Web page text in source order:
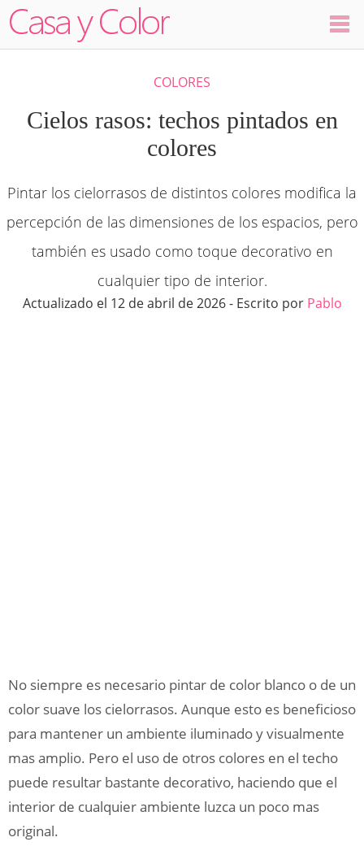
Decoración
Ambientes
Dormitorios
Cocinas
COLORES
Cielos rasos: techos pintados en
colores
Pintar los cielorrasos de distintos colores modifica la
percepción de las dimensiones de los espacios, pero
también es usado como toque decorativo en
cualquier tipo de interior.
Actualizado el 12 de abril de 2026 - Escrito por Pablo
No siempre es necesario pintar de color blanco o de un
color suave los cielorrasos. Aunque esto es beneficioso
para mantener un ambiente iluminado y visualmente
mas amplio. Pero el uso de otros colores en el techo
puede resultar bastante decorativo, haciendo que el
interior de cualquier ambiente luzca un poco mas
original.